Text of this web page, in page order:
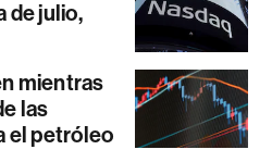
de julio,
mientras
las
el petróleo